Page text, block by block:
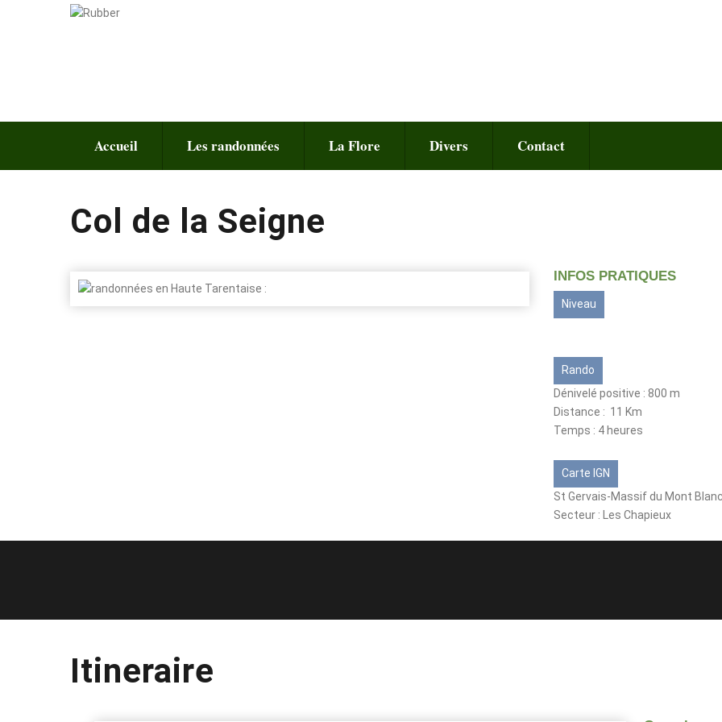
Accueil Les randonnées La Flore Divers Contact
Col de la Seigne
INFOS PRATIQUES
Niveau
Rando
Dénivelé positive : 800 m
Distance : 11 Km
Temps : 4 heures
Carte IGN
St Gervais-Massif du Mont
Secteur : Les Chapieux
Itineraire